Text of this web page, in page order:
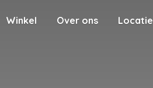
Winkel Over ons Locatie